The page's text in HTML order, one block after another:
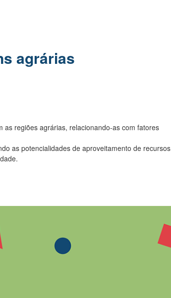
agrárias
as regiões agrárias, relacionando-as com fatores
as potencialidades de aproveitamento de recursos